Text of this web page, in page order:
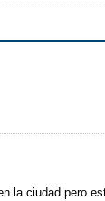
la ciudad pero